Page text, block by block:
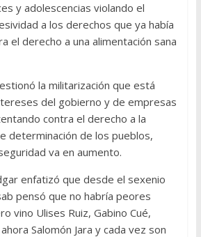
y adolescencias violando el
a los derechos que ya había
el derecho a una alimentación sana
la militarización que está
del gobierno y de empresas
contra el derecho a la
determinación de los pueblos,
va en aumento.
enfatizó que desde el sexenio
pensó que no habría peores
vino Ulises Ruiz, Gabino Cué,
Salomón Jara y cada vez son